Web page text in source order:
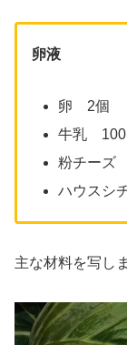
卵液
卵 2個
牛乳
粉チーズ
ハウスシ
主な材料を写し